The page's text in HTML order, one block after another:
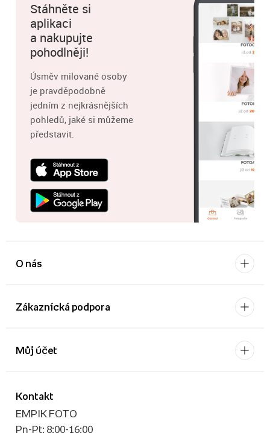
Stáhněte si
aplikaci
a nakupujte
pohodlněji!
Úsměv milované osoby
je pravděpodobně
jedním z nejkrásnějších
pohledů, jaké si můžeme
představit.
O nás
Zákaznícká podpora
Kontakt
EMPIK FOTO
Pn-Pt: 8:00-16:00
Můj účet